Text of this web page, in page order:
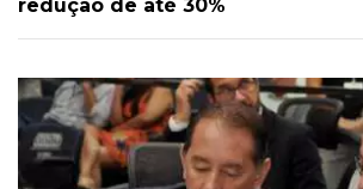
redução de até 30%